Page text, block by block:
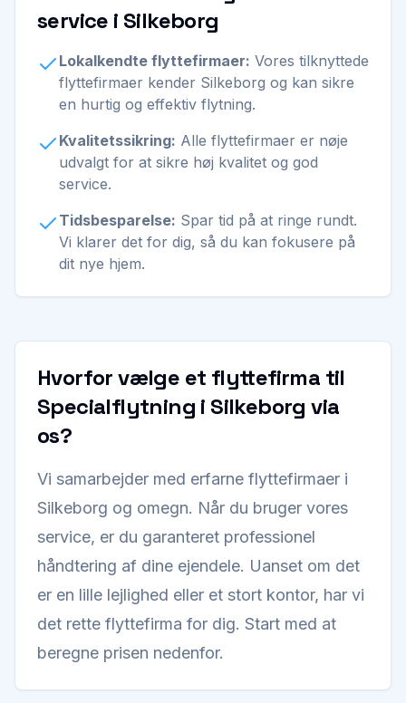
service i Silkeborg
Lokalkendte flyttefirmaer: Vores tilknyttede
flyttefirmaer kender Silkeborg og kan sikre
en hurtig og effektiv flytning.
Kvalitetssikring: Alle flyttefirmaer er nøje
udvalgt for at sikre høj kvalitet og god
service.
Tidsbesparelse: Spar tid på at ringe rundt.
Vi klarer det for dig, så du kan fokusere på
dit nye hjem.
Hvorfor vælge et flyttefirma til
Specialflytning i Silkeborg via
os?
Vi samarbejder med erfarne flyttefirmaer i
Silkeborg og omegn. Når du bruger vores
service, er du garanteret professionel
håndtering af dine ejendele. Uanset om det
er en lille lejlighed eller et stort kontor, har vi
det rette flyttefirma for dig. Start med at
beregne prisen nedenfor.